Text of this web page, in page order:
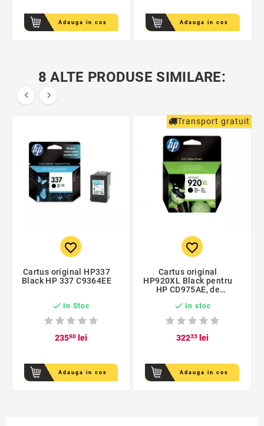
Adauga in cos Adauga in cos
8 ALTE PRODUSE SIMILARE:
 
favorite_border
Cartus original HP337
Black HP 337 C9364EE
 In Stoc
23590lei
Adauga in cos
Transport gratuit
favorite_border
Cartus original
HP920XL Black pentru
HP CD975AE, de
 In stoc
32233lei
Adauga in cos